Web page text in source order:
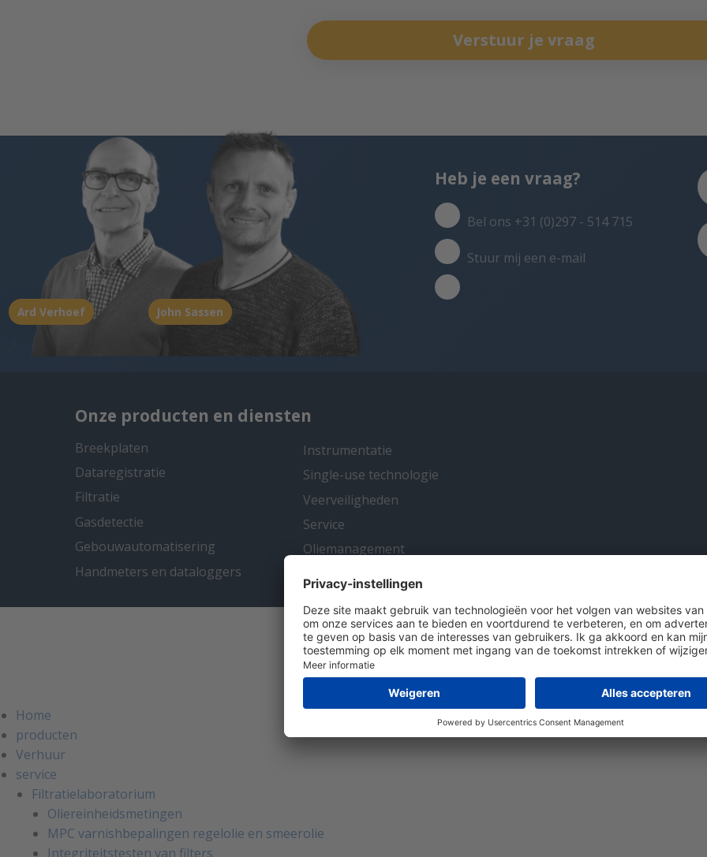
Verstuur je vraag
Ard Verhoef John Sassen
Heb je een vraag?
Bel ons +31 (0)297 - 514 715
Stuur mij een e-mail
Onze producten en diensten
Breekplaten
Dataregistratie
Filtratie
Gasdetectie
Gebouwautomatisering
Handmeters en dataloggers
Instrumentatie
Single-use technologie
Veerveiligheden
Service
Oliemanagement
Algemene voorwaarden Disclaimer Colofon Privacy en
Home
producten
Verhuur
service
Filtratielaboratorium
Oliereinheidsmetingen
MPC varnishbepalingen regelolie en smeerolie
Integriteitstesten van filters